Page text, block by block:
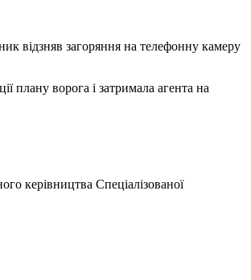
відзняв загоряння на телефонну камеру
плану ворога і затримала агента на
керівництва Спеціалізованої